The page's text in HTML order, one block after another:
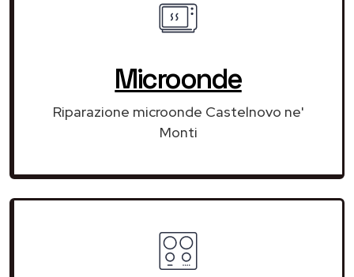
Microonde
Riparazione microonde Castelnovo ne'
Monti